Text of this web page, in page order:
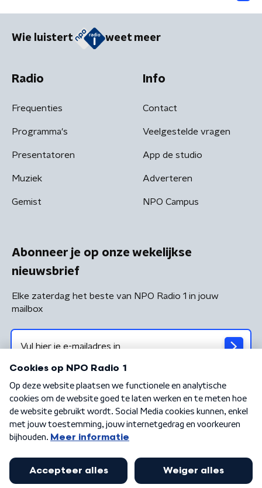
Wie luistert weet meer
Radio
Frequenties
Programma's
Presentatoren
Muziek
Gemist
Info
Contact
Veelgestelde vragen
App de studio
Adverteren
NPO Campus
Abonneer je op onze wekelijkse
nieuwsbrief
Elke zaterdag het beste van NPO Radio 1 in jouw
mailbox
Algemene voorwaarden